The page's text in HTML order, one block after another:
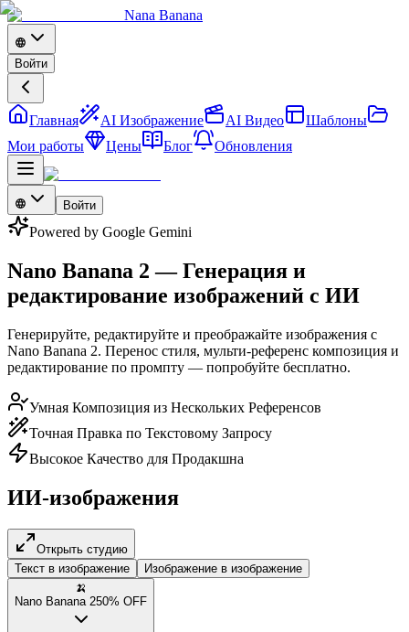
Nana Banana
Войти
Главная AI Изображение AI Видео
Шаблоны
Мои работы
Цены Блог Обновления
Войти
Powered by Google Gemini
Nano Banana 2 — Генерация и
редактирование изображений с ИИ
Генерируйте, редактируйте и преображайте изображения с
Nano Banana 2. Перенос стиля, мульти-референс композиция и
редактирование по промпту — попробуйте бесплатно.
Умная Композиция из Нескольких Референсов
Точная Правка по Текстовому Запросу
Высокое Качество для Продакшна
ИИ-изображения
Открыть студию
Текст в изображение
Изображение в изображение
🍌
Nano Banana 250% OFF